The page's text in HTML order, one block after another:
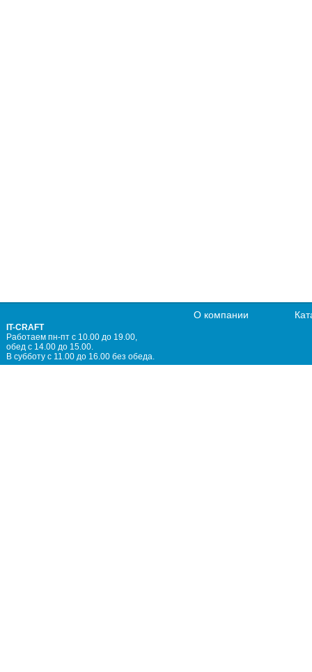
IT-CRAFT
Работаем пн-пт с 10.00 до 19.00,
обед с 14.00 до 15.00.
В субботу с 11.00 до 16.00 без обеда.
О компании